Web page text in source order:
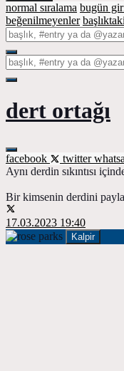
normal sıralama bugün
beğenilmeyenler
dert ortağı
facebook twitter
Aynı derdin sıkıntısı
Bir kimsenin derdini
17.03.2023 19:40
Kalpir